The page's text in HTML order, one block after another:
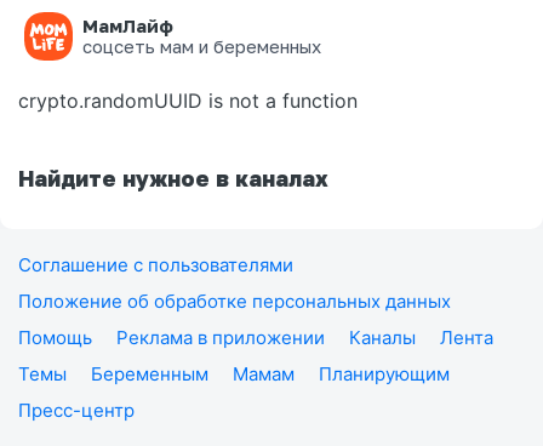
МамЛайф
соцсеть мам и беременных
Ошибка на странице
crypto.randomUUID is not a function
Найдите нужное в каналах
Соглашение с пользователями
Положение об обработке персональных данных
Помощь
Реклама в приложении Каналы
Лента
Темы
Беременным Мамам
Планирующим
Пресс-центр